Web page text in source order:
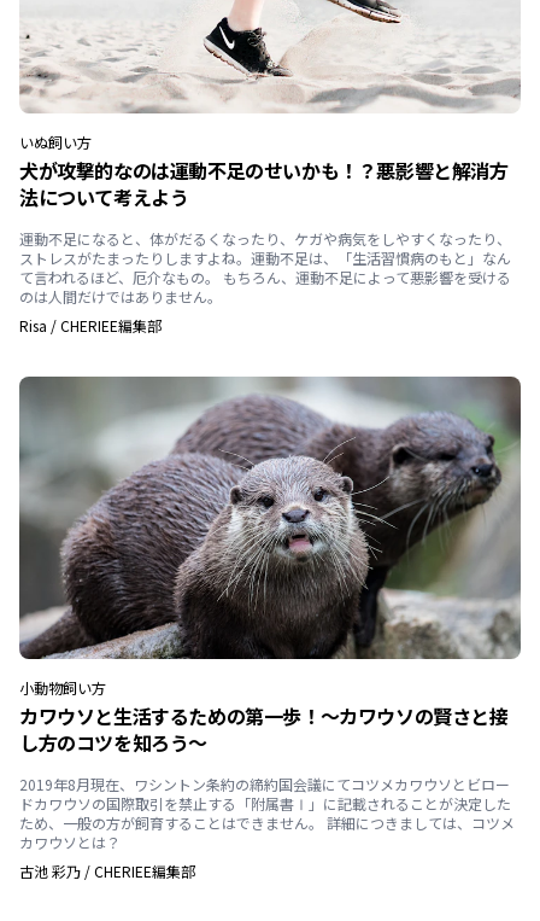
いぬ飼い方
犬が攻撃的なのは運動不足のせいかも！？悪影響と解消方
法について考えよう
運動不足になると、体がだるくなったり、ケガや病気をしやすくなったり、
ストレスがたまったりしますよね。運動不足は、「生活習慣病のもと」なん
て言われるほど、厄介なもの。 もちろん、運動不足によって悪影響を受ける
のは人間だけではありません。
Risa /CHERIEE編集部
小動物飼い方
カワウソと生活するための第一歩！〜カワウソの賢さと接
し方のコツを知ろう〜
2019年8月現在、ワシントン条約の締約国会議にてコツメカワウソとビロー
ドカワウソの国際取引を禁止する「附属書Ⅰ」に記載されることが決定した
ため、一般の方が飼育することはできません。 詳細につきましては、コツメ
カワウソとは？
古池 彩乃 /CHERIEE編集部